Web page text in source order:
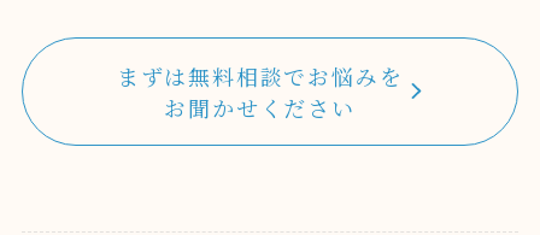
まずは無料相談でお悩みを
お聞かせください